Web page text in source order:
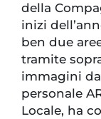
della
inizi
ben due
tramite
immagini
personale
Locale, ha